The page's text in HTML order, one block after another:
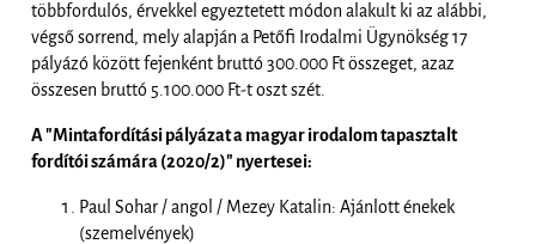
többfordulós, érvekkel egyeztetett módon alakult ki az alábbi,
végső sorrend, mely alapján a Petőfi Irodalmi Ügynökség 17
pályázó között fejenként bruttó 300.000 Ft összeget, azaz
összesen bruttó 5.100.000 Ft-t oszt szét.
A "Mintafordítási pályázat a magyar irodalom tapasztalt
fordítói számára (2020/2)" nyertesei:
Paul Sohar / angol / Mezey Katalin: Ajánlott énekek
(szemelvények)